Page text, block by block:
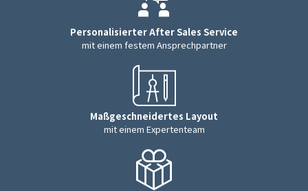
Personalisierter After Sales Service
mit einem festem Ansprechpartner
Maßgeschneidertes Layout
mit einem Expertenteam